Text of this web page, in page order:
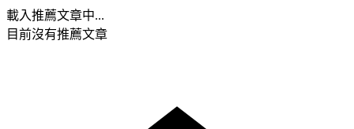
載入推薦文章中...
目前沒有推薦文章